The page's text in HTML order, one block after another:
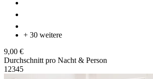
+ 30 weitere
9,00 €
Durchschnitt pro Nacht & Person
1 2345